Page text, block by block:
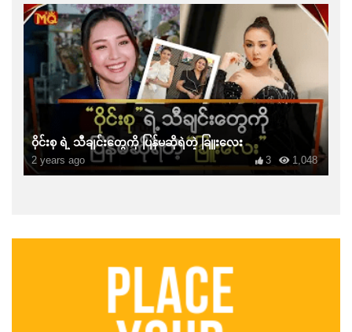
ဝိုင်းစု ရဲ့ သီချင်းတွေကို ပြန်မဆိုရဲတဲ့ ခြူးလေး
2 years ago 1,048
3